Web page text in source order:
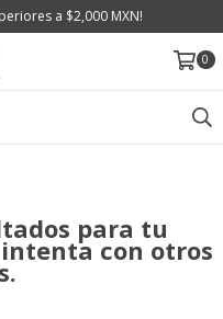
a $2,000 MXN!
0
para tu
con otros